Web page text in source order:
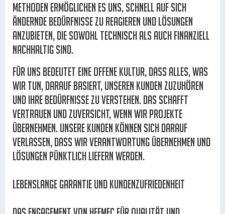
Methoden ermöglichen es uns, schnell auf sich
ändernde Bedürfnisse zu reagieren und Lösungen
anzubieten, die sowohl technisch als auch finanziell
nachhaltig sind.
Für uns bedeutet eine offene Kultur, dass alles, was
wir tun, darauf basiert, unseren Kunden zuzuhören
und ihre Bedürfnisse zu verstehen. Das schafft
Vertrauen und Zuversicht, wenn wir Projekte
übernehmen. Unsere Kunden können sich darauf
verlassen, dass wir Verantwortung übernehmen und
Lösungen pünktlich liefern werden.
Lebenslange Garantie und Kundenzufriedenheit